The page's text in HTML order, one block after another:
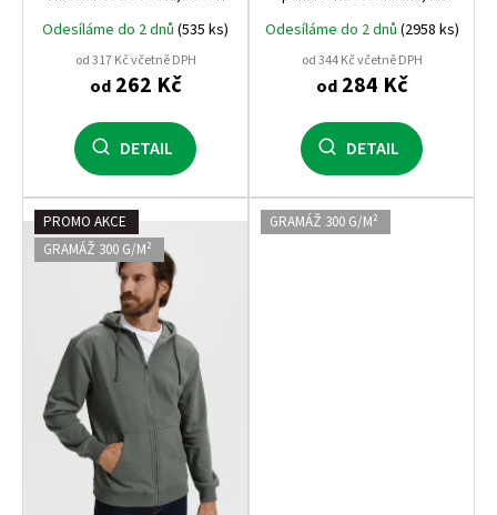
zdravotnické využití
Odesíláme do 2 dnů (535 ks)
od 317 Kč včetně DPH
od262 Kč
DETAIL
zdravotnické využití
Odesíláme do 2 dnů (2958 ks)
od 344 Kč včetně DPH
od284 Kč
DETAIL
PROMO AKCE
GRAMÁŽ 300 G/M²
GRAMÁŽ 300 G/M²